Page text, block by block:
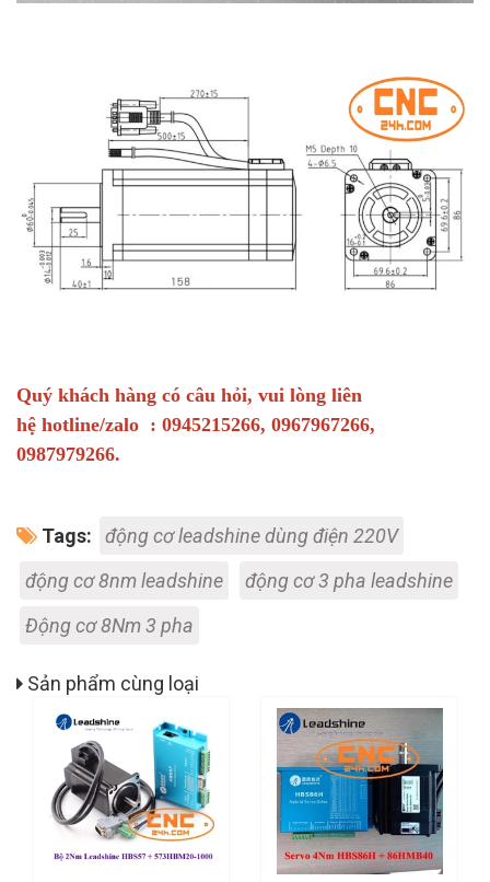
Quý khách hàng có câu hỏi, vui lòng liên
hệ hotline/zalo : 0945215266, 0967967266,
0987979266.
Tags:
động cơ leadshine dùng điện 220V
động cơ 8nm leadshine
động cơ 3 pha leadshine
Động cơ 8Nm 3 pha
Sản phẩm cùng loại